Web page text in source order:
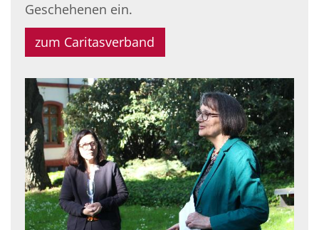
Geschehenen ein.
zum Caritasverband